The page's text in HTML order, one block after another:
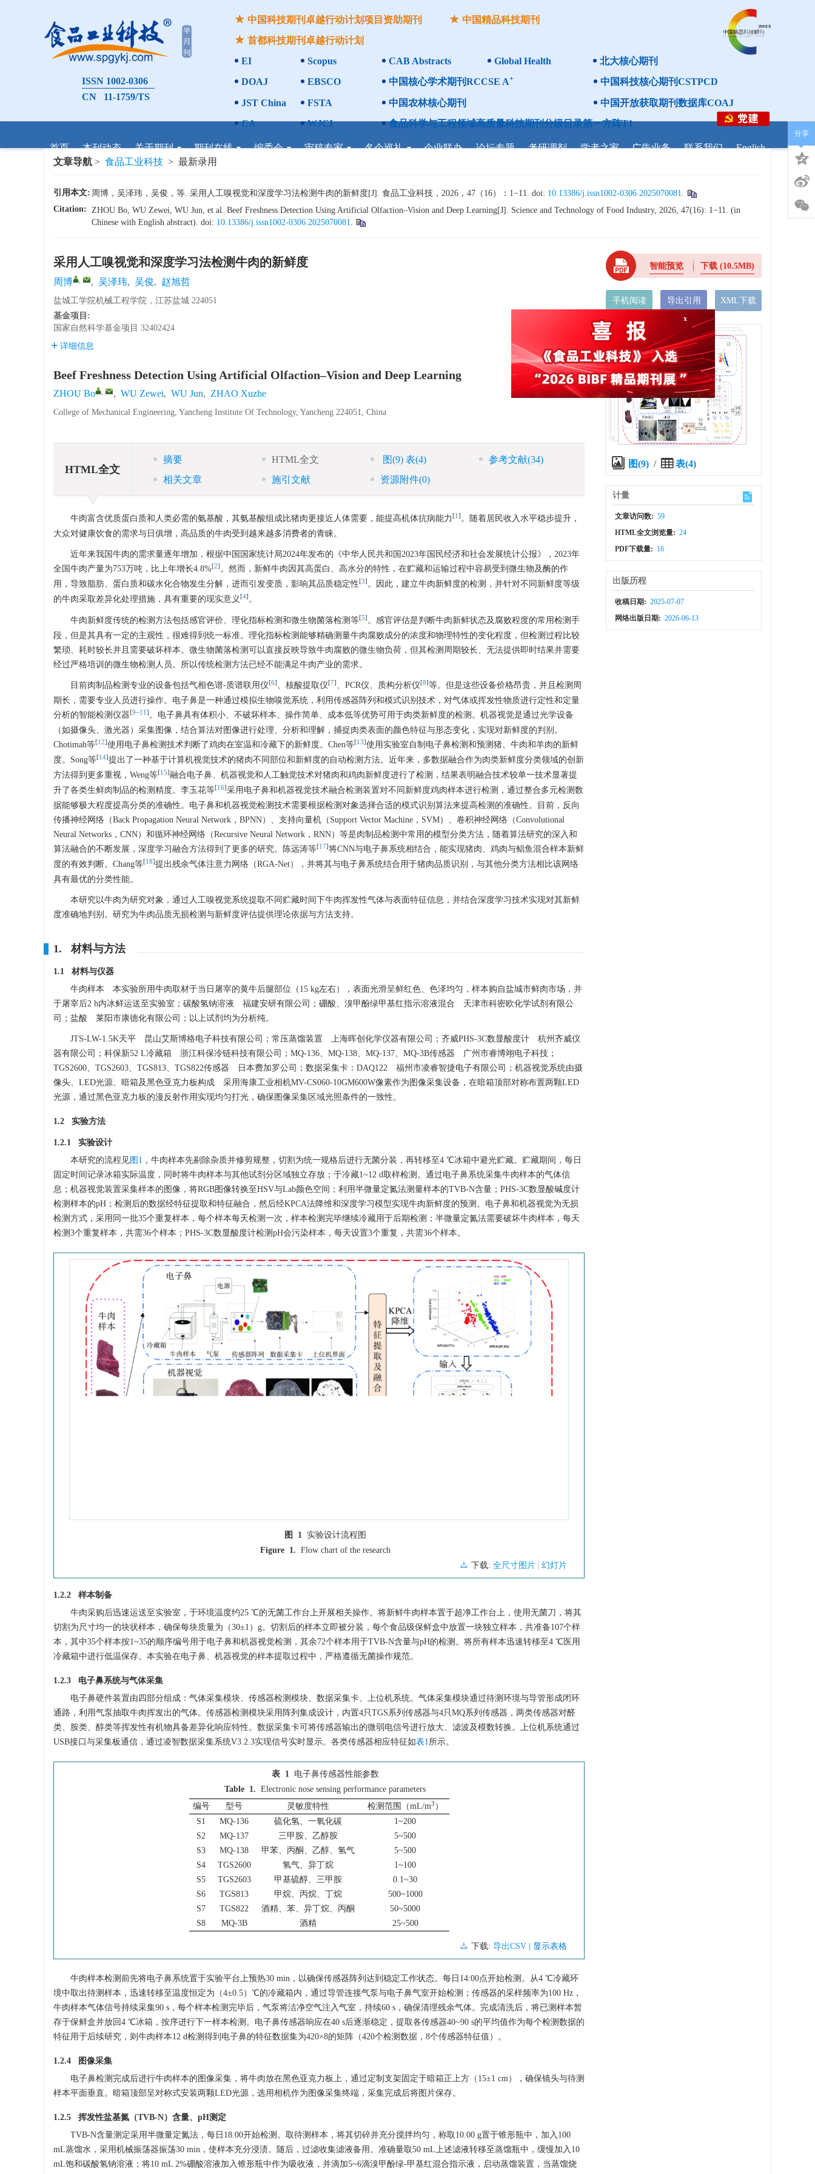
ISSN 1002-0306
CN 11-1759/TS
中国科技期刊卓越行动计划项目资助期刊
中国精品科技期刊
首都科技期刊卓越行动计划
EI
Scopus CAB Abstracts Global Health
北大核心期刊
DOAJ
EBSCO 中国核心学术期刊RCCSE A+ 中国科技核心期刊CSTPCD
JST China FSTA 中国农林核心期刊
中国开放获取期刊数据库COAJ
CA
WJCI 食品科学与工程领域高质量科技期刊分级目录第一方阵T1
首页 本刊动态 关于期刊 期刊在线 编委会 审稿专家 名企巡礼 企业联办 论坛专题 考研调剂 学者之家 广告业务 联系我们
English
文章导航 > 食品工业科技 > 最新录用
引用本文: 周博，吴泽玮，吴俊，等. 采用人工嗅视觉和深度学习法检测牛肉的新鲜度[J]. 食品工业科技，2026，47（16）：1−11. doi: 10.13386/j.issn1002-0306.2025070081.
Citation: ZHOU Bo, WU Zewei, WU Jun, et al. Beef Freshness Detection Using Artificial Olfaction–Vision and Deep Learning[J]. Science and Technology of Food Industry, 2026, 47(16): 1−11. (in
Chinese with English abstract). doi: 10.13386/j.issn1002-0306.2025070081.
采用人工嗅视觉和深度学习法检测牛肉的新鲜度
周博 , , 吴泽玮, 吴俊, 赵旭哲
盐城工学院机械工程学院，江苏盐城 224051
基金项目:
国家自然科学基金项目 32402424
详细信息
Beef Freshness Detection Using Artificial Olfaction–Vision and Deep Learning
ZHOU Bo , , WU Zewei, WU Jun, ZHAO Xuzhe
College of Mechanical Engineering, Yancheng Institute Of Technology, Yancheng 224051, China
HTML全文
摘要 HTML全文 图(9) 表(4) 参考文献(34)
相关文章
施引文献 资源附件(0)
牛肉富含优质蛋白质和人类必需的氨基酸，其氨基酸组成比猪肉更接近人体需要，能提高机体抗病能力 [1 ] 。随着居民收入水平稳步提升，
大众对健康饮食的需求与日俱增，高品质的牛肉受到越来越多消费者的青睐。
近年来我国牛肉的需求量逐年增加，根据中国国家统计局2024年发布的《中华人民共和国2023年国民经济和社会发展统计公报》，2023年
全国牛肉产量为753万吨，比上年增长4.8%[2] 。然而，新鲜牛肉因其高蛋白、高水分的特性，在贮藏和运输过程中容易受到微生物及酶的作
用，导致脂肪、蛋白质和碳水化合物发生分解，进而引发变质，影响其品质稳定性[3] 。因此，建立牛肉新鲜度的检测，并针对不同新鲜度等级
的牛肉采取差异化处理措施，具有重要的现实意义 [4] 。
牛肉新鲜度传统的检测方法包括感官评价、理化指标检测和微生物菌落检测等[5] 。感官评估是判断牛肉新鲜状态及腐败程度的常用检测手
段，但是其具有一定的主观性，很难得到统一标准。理化指标检测能够精确测量牛肉腐败成分的浓度和物理特性的变化程度，但检测过程比较
繁琐、耗时较长并且需要破坏样本。微生物菌落检测可以直接反映导致牛肉腐败的微生物负荷，但其检测周期较长、无法提供即时结果并需要
经过严格培训的微生物检测人员。所以传统检测方法已经不能满足牛肉产业的需求。
目前肉制品检测专业的设备包括气相色谱-质谱联用仪[6] 、核酸提取仪[7] 、PCR仪、质构分析仪[8]等。但是这些设备价格昂贵，并且检测周
期长，需要专业人员进行操作。电子鼻是一种通过模拟生物嗅觉系统，利用传感器阵列和模式识别技术，对气体或挥发性物质进行定性和定量
分析的智能检测仪器[9−11 ] 。电子鼻具有体积小、不破坏样本、操作简单、成本低等优势可用于肉类新鲜度的检测。机器视觉是通过光学设备
（如摄像头、激光器）采集图像，结合算法对图像进行处理、分析和理解，捕捉肉类表面的颜色特征与形态变化，实现对新鲜度的判别。
Chotimah等[12]使用电子鼻检测技术判断了鸡肉在室温和冷藏下的新鲜度。Chen等[13]使用实验室自制电子鼻检测和预测猪、牛肉和羊肉的新鲜
度。Song等[14]提出了一种基于计算机视觉技术的猪肉不同部位和新鲜度的自动检测方法。近年来，多数据融合作为肉类新鲜度分类领域的创新
方法得到更多重视，Weng等[15]融合电子鼻、机器视觉和人工触觉技术对猪肉和鸡肉新鲜度进行了检测，结果表明融合技术较单一技术显著提
升了各类生鲜肉制品的检测精度。李玉花等[16]采用电子鼻和机器视觉技术融合检测装置对不同新鲜度鸡肉样本进行检测，通过整合多元检测数
据能够极大程度提高分类的准确性。电子鼻和机器视觉检测技术需要根据检测对象选择合适的模式识别算法来提高检测的准确性。目前，反向
传播神经网络（Back Propagation Neural Network，BPNN）、支持向量机（Support Vector Machine，SVM）、卷积神经网络（Convolutional
Neural Networks，CNN）和循环神经网络（Recursive Neural Network，RNN）等是肉制品检测中常用的模型分类方法，随着算法研究的深入和
算法融合的不断发展，深度学习融合方法得到了更多的研究。陈远涛等[17]将CNN与电子鼻系统相结合，能实现猪肉、鸡肉与鲳鱼混合样本新鲜
度的有效判断。Chang等[18]提出残余气体注意力网络（RGA-Net），并将其与电子鼻系统结合用于猪肉品质识别，与其他分类方法相比该网络
具有最优的分类性能。
本研究以牛肉为研究对象，通过人工嗅视觉系统提取不同贮藏时间下牛肉挥发性气体与表面特征信息，并结合深度学习技术实现对其新鲜
度准确地判别。研究为牛肉品质无损检测与新鲜度评估提供理论依据与方法支持。
1. 材料与方法
1.1 材料与仪器
牛肉样本 本实验所用牛肉取材于当日屠宰的黄牛后腿部位（15 kg左右），表面光滑呈鲜红色、色泽均匀，样本购自盐城市鲜肉市场，并
于屠宰后2 h内冰鲜运送至实验室；碳酸氢钠溶液 福建安研有限公司；硼酸、溴甲酚绿甲基红指示溶液混合 天津市科密欧化学试剂有限公
司；盐酸 莱阳市康德化有限公司；以上试剂均为分析纯。
JTS-LW-1.5K天平 昆山艾斯博格电子科技有限公司；常压蒸馏装置 上海晖创化学仪器有限公司；齐威PHS-3C数显酸度计 杭州齐威仪
器有限公司；科保新52 L冷藏箱 浙江科保冷链科技有限公司；MQ-136、MQ-138、MQ-137、MQ-3B传感器 广州市睿博翊电子科技；
TGS2600、TGS2603、TGS813、TGS822传感器 日本费加罗公司；数据采集卡：DAQ122 福州市凌睿智捷电子有限公司；机器视觉系统由摄
像头、LED光源、暗箱及黑色亚克力板构成 采用海康工业相机MV-CS060-10GM600W像素作为图像采集设备，在暗箱顶部对称布置两颗LED
光源，通过黑色亚克力板的漫反射作用实现均匀打光，确保图像采集区域光照条件的一致性。
1.2 实验方法
1.2.1 实验设计
本研究的流程见图1 ，牛肉样本先剔除杂质并修剪规整，切割为统一规格后进行无菌分装，再转移至4 ℃冰箱中避光贮藏。贮藏期间，每日
固定时间记录冰箱实际温度，同时将牛肉样本与其他试剂分区域独立存放；于冷藏1~12 d取样检测。通过电子鼻系统采集牛肉样本的气体信
息；机器视觉装置采集样本的图像，将RGB图像转换至HSV与Lab颜色空间；利用半微量定氮法测量样本的TVB-N含量；PHS-3C数显酸碱度计
检测样本的pH；检测后的数据经特征提取和特征融合，然后经KPCA法降维和深度学习模型实现牛肉新鲜度的预测。电子鼻和机器视觉为无损
检测方式，采用同一批35个重复样本，每个样本每天检测一次，样本检测完毕继续冷藏用于后期检测；半微量定氮法需要破坏牛肉样本，每天
检测3个重复样本，共需36个样本；PHS-3C数显酸度计检测pH会污染样本，每天设置3个重复，共需36个样本。
图 1
实验设计流程图
Figure 1. Flow chart of the research
下载: 全尺寸图片 幻灯片
1.2.2 样本制备
牛肉采购后迅速运送至实验室，于环境温度约25 ℃的无菌工作台上开展相关操作。将新鲜牛肉样本置于超净工作台上，使用无菌刀，将其
切割为尺寸均一的块状样本，确保每块质量为（30±1）g。切割后的样本立即被分装，每个食品级保鲜盒中放置一块独立样本，共准备107个样
本，其中35个样本按1~35的顺序编号用于电子鼻和机器视觉检测，其余72个样本用于TVB-N含量与pH的检测。将所有样本迅速转移至4 ℃医用
冷藏箱中进行低温保存。本实验在电子鼻、机器视觉的样本提取过程中，严格遵循无菌操作规范。
1.2.3 电子鼻系统与气体采集
电子鼻硬件装置由四部分组成：气体采集模块、传感器检测模块、数据采集卡、上位机系统。气体采集模块通过待测环境与导管形成闭环
通路，利用气泵抽取牛肉挥发出的气体。传感器检测模块采用阵列集成设计，内置4只TGS系列传感器与4只MQ系列传感器，两类传感器对醛
类、胺类、醇类等挥发性有机物具备差异化响应特性。数据采集卡可将传感器输出的微弱电信号进行放大、滤波及模数转换。上位机系统通过
USB接口与采集板通信，通过凌智数据采集系统V3.2.3实现信号实时显示。各类传感器相应特征如表1 所示。
表 1
电子鼻传感器性能参数
Table 1. Electronic nose sensing performance parameters
编号
型号 灵敏度特性 检测范围（mL/m3 ）
S1
MQ-136 硫化氢、一氧化碳
1~200
S2
MQ-137 三甲胺、乙醇胺
5~500
S3
MQ-138 甲苯、丙酮、乙醇、氢气
5~500
S4
TGS2600 氢气、异丁烷
1~100
S5
TGS2603 甲基硫醇、三甲胺
0.1~30
S6
TGS813 甲烷、丙烷、丁烷
500~1000
S7
TGS822 酒精、苯、异丁烷、丙酮
50~5000
S8
MQ-3B 酒精 25~500
下载: 导出CSV | 显示表格
牛肉样本检测前先将电子鼻系统置于实验平台上预热30 min，以确保传感器阵列达到稳定工作状态。每日14:00点开始检测。从4 ℃冷藏环
境中取出待测样本，迅速转移至温度恒定为（4±0.5）℃的冷藏箱内，通过导管连接气泵与电子鼻气室开始检测；传感器的采样频率为100 Hz，
牛肉样本气体信号持续采集90 s，每个样本检测完毕后，气泵将洁净空气注入气室，持续60 s，确保清理残余气体。完成清洗后，将已测样本暂
存于保鲜盒并放回4 ℃冰箱，按序进行下一样本检测。电子鼻传感器响应在40 s后逐渐稳定，提取各传感器40~90 s的平均值作为每个检测数据的
特征用于后续研究，则牛肉样本12 d检测得到电子鼻的特征数据集为420×8的矩阵（420个检测数据，8个传感器特征值）。
1.2.4 图像采集
电子鼻检测完成后进行牛肉样本的图像采集，将牛肉放在黑色亚克力板上，通过定制支架固定于暗箱正上方（15±1 cm），确保镜头与待测
样本平面垂直。暗箱顶部呈对称式安装两颗LED光源，选用相机作为图像采集终端，采集完成后将图片保存。
1.2.5 挥发性盐基氮（TVB-N）含量、pH测定
TVB-N含量测定采用半微量定氮法，每日18:00开始检测。取待测样本，将其切碎并充分搅拌均匀，称取10.00 g置于锥形瓶中，加入100
mL蒸馏水，采用机械振荡器振荡30 min，使样本充分浸渍。随后，过滤收集滤液备用。准确量取50 mL上述滤液转移至蒸馏瓶中，缓慢加入10
mL饱和碳酸氢钠溶液；将10 mL 2%硼酸溶液加入锥形瓶中作为吸收液，并滴加5~6滴溴甲酚绿-甲基红混合指示液，启动蒸馏装置，当蒸馏烧
智能预览 下载(10.5MB)
手机阅读 导出引用 XML下载
图(9) / 表(4)
计量
文章访问数: 59
HTML全文浏览量: 24
PDF下载量: 16
出版历程
收稿日期: 2025-07-07
网络出版日期: 2026-06-13
分享
x